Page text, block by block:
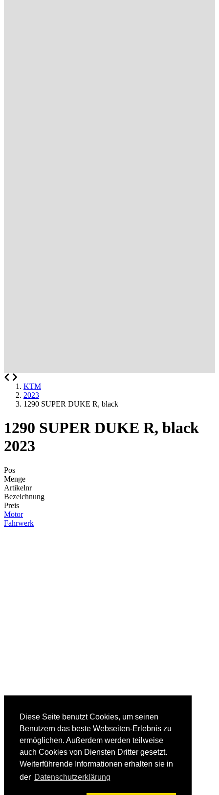
Diese Seite benutzt Cookies, um seinen
Benutzern das beste Webseiten-Erlebnis zu
ermöglichen. Außerdem werden teilweise
auch Cookies von Diensten Dritter gesetzt.
Weiterführende Informationen erhalten sie in
der Datenschutzerklärung
KTM
2023
1290 SUPER DUKE R, black
1290 SUPER DUKE R, black
2023
Pos
Menge
Artikelnr
Bezeichnung
Preis
Motor
Fahrwerk